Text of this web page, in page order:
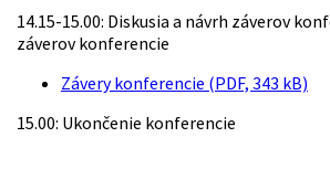
14.15-15.00: Diskusia a návrh záverov
záverov konferencie
Závery konferencie (PDF, 343 kB)
15.00: Ukončenie konferencie